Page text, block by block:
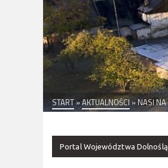
START »AKTUALNOŚCI » NASI
Portal Województwa